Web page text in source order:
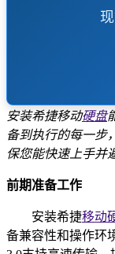
安装希捷移动硬盘
备到执行的每一步
保您能快速上手并
前期准备工作
安装希捷移动
备兼容性和操作环